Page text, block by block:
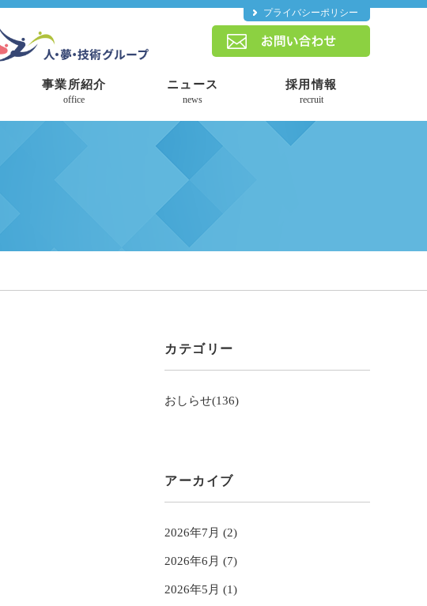
プライバシーポリシー
事業所紹介
office
ニュース
news
採用情報
recruit
カテゴリー
おしらせ(136)
アーカイブ
2026年7月 (2)
2026年6月 (7)
2026年5月 (1)